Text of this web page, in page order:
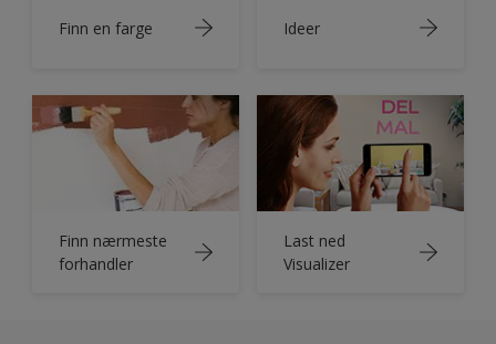
Finn en farge Ideer
Finn nærmeste
forhandler
Last ned
Visualizer